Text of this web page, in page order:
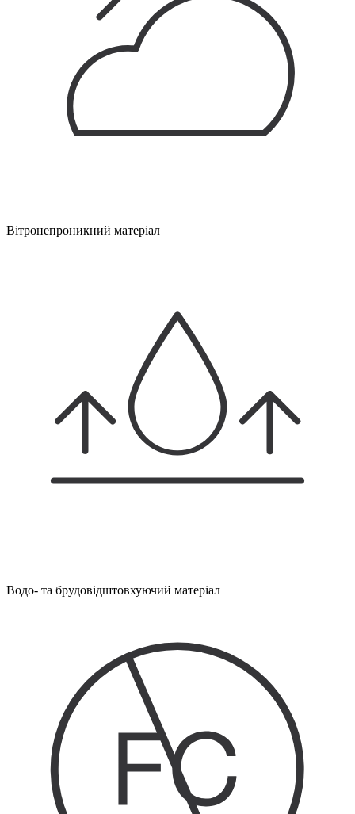
Вітронепроникний матеріал
Водо- та брудовідштовхуючий матеріал